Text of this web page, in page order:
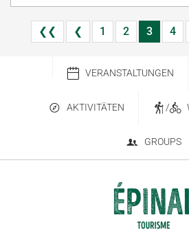
❮❮ ❮ 1 2 3 4
VERANSTALTUNGEN
AKTIVITÄTEN /
GROUPS